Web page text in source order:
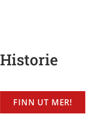
Historie
FINN UT MER!